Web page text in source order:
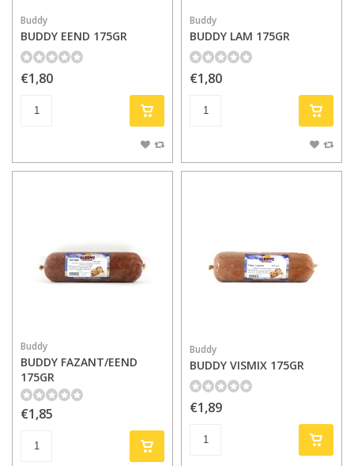
Buddy
BUDDY EEND 175GR
€1,80
Buddy
BUDDY LAM 175GR
€1,80
Buddy
BUDDY FAZANT/EEND
175GR
€1,85
Buddy
BUDDY VISMIX 175GR
€1,89